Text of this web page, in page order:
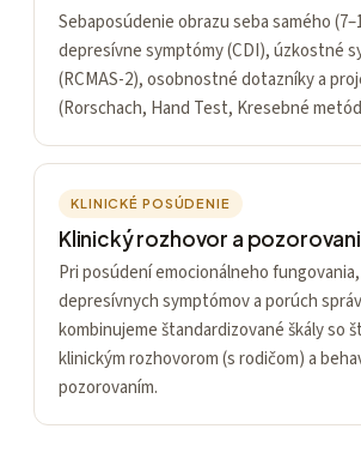
Sebaposúdenie obrazu seba samého
depresívne symptómy (CDI), úzkostné
(RCMAS-2), osobnostné dotazníky a
(Rorschach, Hand Test, Kresebné
KLINICKÉ POSÚDENIE
Klinický rozhovor a
Pri posúdení emocionálneho
depresívnych symptómov a porúch
kombinujeme štandardizované škály so
klinickým rozhovorom (s rodičom) a
pozorovaním.